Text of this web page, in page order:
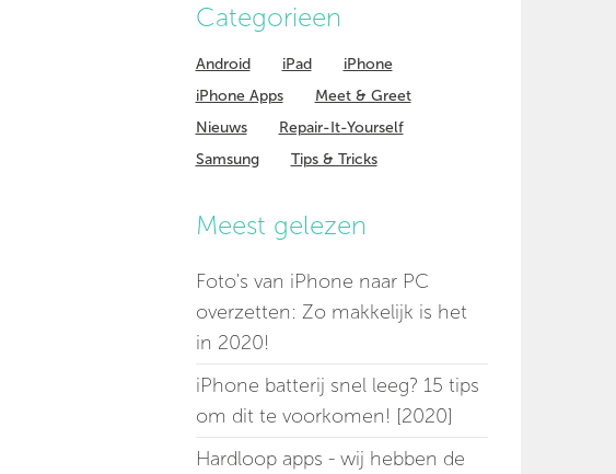
Categorieen
Android iPad
iPhone
iPhone Apps
Meet & Greet
Nieuws
Repair-It-Yourself
Samsung
Tips & Tricks
Meest gelezen
Foto's van iPhone naar PC
overzetten: Zo makkelijk is het
in 2020!
iPhone batterij snel leeg? 15 tips
om dit te voorkomen! [2020]
Hardloop apps - wij hebben de